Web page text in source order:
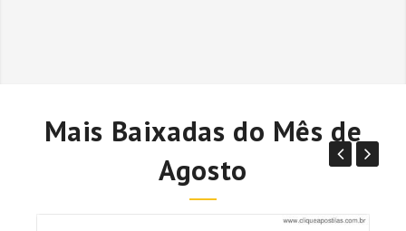
Mais Baixadas do Mês de
Agosto